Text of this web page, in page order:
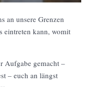
an unsere Grenzen
eintreten kann, womit
Aufgabe gemacht –
– euch an längst